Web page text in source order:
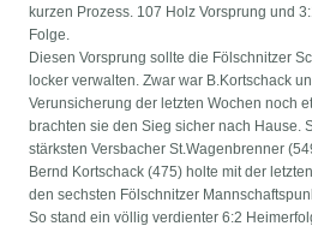
kurzen Prozess. 107 Holz Vorsprung und
Folge.
Diesen Vorsprung sollte die Fölschnitzer
locker verwalten. Zwar war B.Kortschack
Verunsicherung der letzten Wochen noch
brachten sie den Sieg sicher nach Hause.
stärksten Versbacher St.Wagenbrenner
Bernd Kortschack (475) holte mit der
den sechsten Fölschnitzer
So stand ein völlig verdienter 6:2